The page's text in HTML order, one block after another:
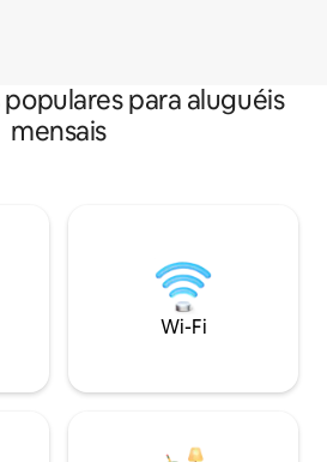
para aluguéis
mensais
Wi-Fi